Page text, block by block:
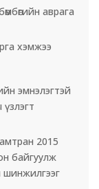
аврага
хэмжээ
эмнэлэгтэй
2015
байгуулж
шинжилгээг